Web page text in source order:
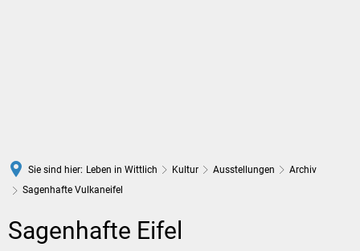
Sie sind hier: Leben in Wittlich Kultur Ausstellungen
Archiv
Sagenhafte Vulkaneifel
Sagenhafte
Sagenhafte Eifel